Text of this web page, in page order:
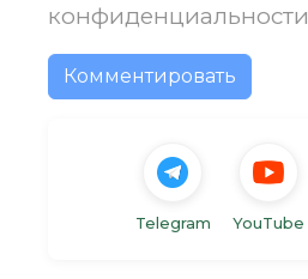
конфиденциальности
Комментировать
Telegram YouTube